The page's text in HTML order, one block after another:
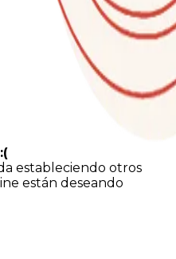
estableciendo otros
están deseando